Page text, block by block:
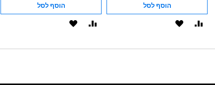
הוסף לסל
הוסף
הוסף לסל
הוסף